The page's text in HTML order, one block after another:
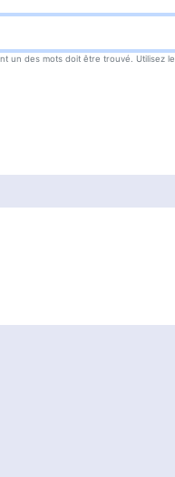
un des mots doit être trouvé. Utilisez le